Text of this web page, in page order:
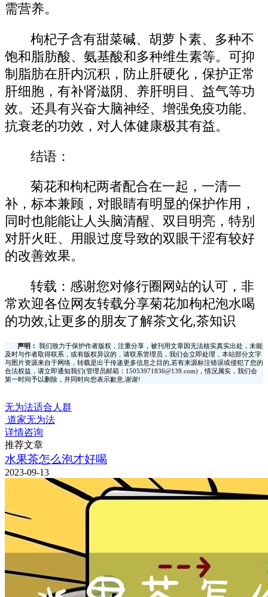
需营养。
枸杞子含有甜菜碱、胡萝卜素、多种不
饱和脂肪酸、氨基酸和多种维生素等。可抑
制脂肪在肝内沉积，防止肝硬化，保护正常
肝细胞，有补肾滋阴、养肝明目、益气等功
效。还具有兴奋大脑神经、增强免疫功能、
抗衰老的功效，对人体健康极其有益。
结语：
菊花和枸杞两者配合在一起，一清一
补，标本兼顾，对眼睛有明显的保护作用，
同时也能能让人头脑清醒、双目明亮，特别
对肝火旺、用眼过度导致的双眼干涩有较好
的改善效果。
转载：感谢您对修行圈网站的认可，非
常欢迎各位网友转载分享菊花加枸杞泡水喝
的功效,让更多的朋友了解茶文化,茶知识
声明：
我们致力于保护作者版权，注重分享，被刊用文章因无法核实真实出处，未能
及时与作者取得联系，或有版权异议的，请联系管理员，我们会立即处理，本站部分文字
与图片资源来自于网络，转载是出于传递更多信息之目的,若有来源标注错误或侵犯了您的
合法权益，请立即通知我们(管理员邮箱：15053971836@139.com)，情况属实，我们会
第一时间予以删除，并同时向您表示歉意,谢谢!
无为法适合人群
道家无为法
详情咨询
推荐文章
水果茶怎么泡才好喝
2023-09-13